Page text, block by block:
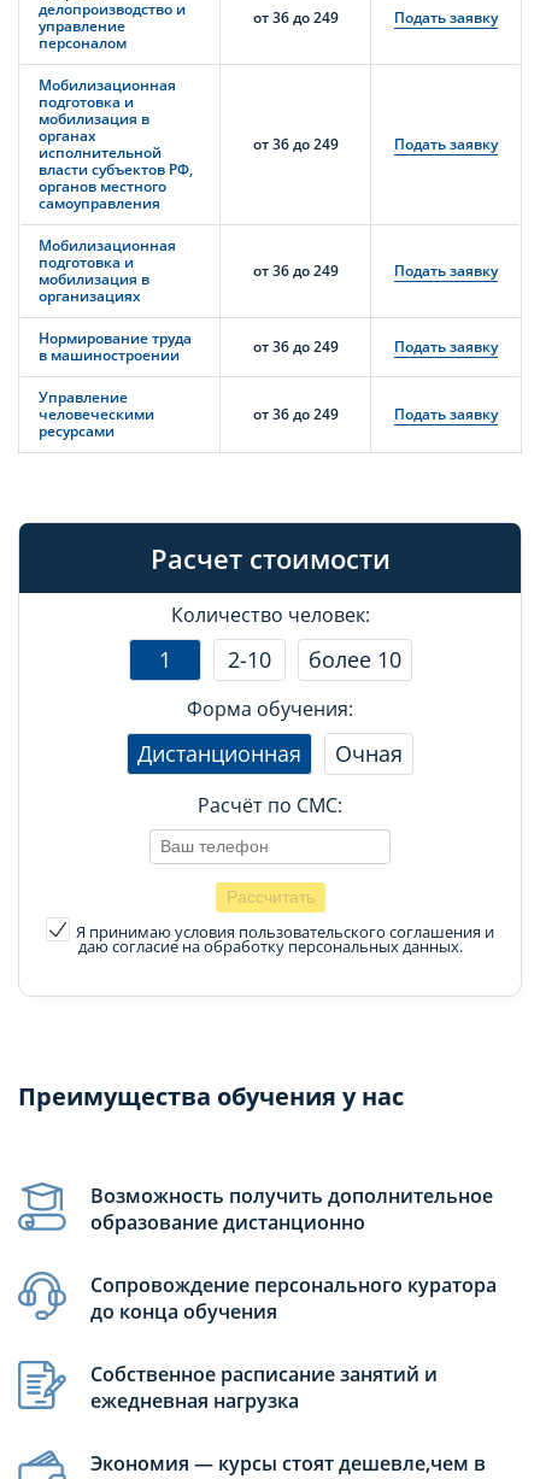
делопроизводство и
управление
персоналом
от 36 до 249 Подать заявку
Мобилизационная
подготовка и
мобилизация в
органах
исполнительной
власти субъектов РФ,
органов местного
самоуправления
от 36 до 249 Подать заявку
Мобилизационная
подготовка и
мобилизация в
организациях
от 36 до 249 Подать заявку
Нормирование труда
в машиностроении
от 36 до 249 Подать заявку
Управление
человеческими
ресурсами
от 36 до 249 Подать заявку
Расчет стоимости
Количество человек:
1 2-10 более 10
Форма обучения:
Дистанционная Очная
Расчёт по СМС:
Я принимаю условия пользовательского соглашения и
даю согласие на обработку персональных данных.
Преимущества обучения у нас
Возможность получить дополнительное
образование дистанционно
Сопровождение персонального куратора
до конца обучения
Собственное расписание занятий и
ежедневная нагрузка
Экономия — курсы стоят дешевле,чем в